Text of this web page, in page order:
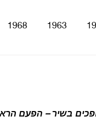
1963
1968
בשיר – הפעם